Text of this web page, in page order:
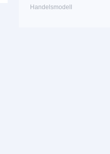
Handelsmodell